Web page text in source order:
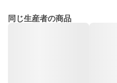
同じ生産者の商品